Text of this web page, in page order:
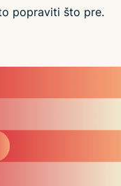
popraviti što pre.